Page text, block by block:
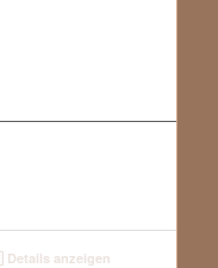
Details anzeigen